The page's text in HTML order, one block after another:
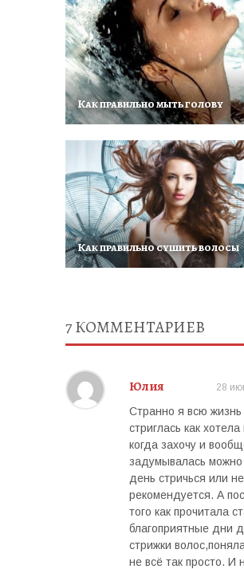
Как правильно мыть голову
Как правильно сушить волосы
7КОММЕНТАРИЕВ
Юлия 28
Странно я всю жизнь
стриглась как хотела
когда захочу и
задумывалась можно
день стричься или не
рекомендуется. А
того как прочитала
благоприятные дни
стрижки
не всё так просто. И